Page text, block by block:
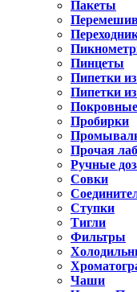
Пакеты
Пинцеты
Пипетки
Пипетки из
Покровные
Пробирки
Прочая
Ручные
Совки
Ступки
Тигли
Фильтры
Чаши